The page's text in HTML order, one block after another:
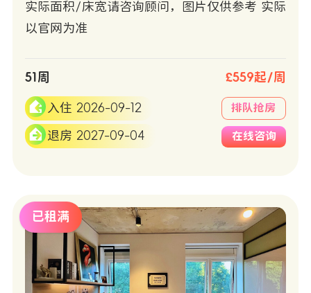
实际面积/床宽请咨询顾问，图片仅供参考 实际
以官网为准
51周 £559起/周
入住 2026-09-12
退房 2027-09-04
排队抢房
在线咨询
已租满